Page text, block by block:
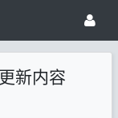
新内容